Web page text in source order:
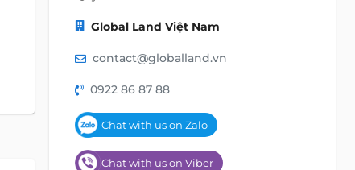
Global Land Việt Nam
contact@globalland.vn
0922 86 87 88
Chat with us on Zalo
Chat with us on Viber